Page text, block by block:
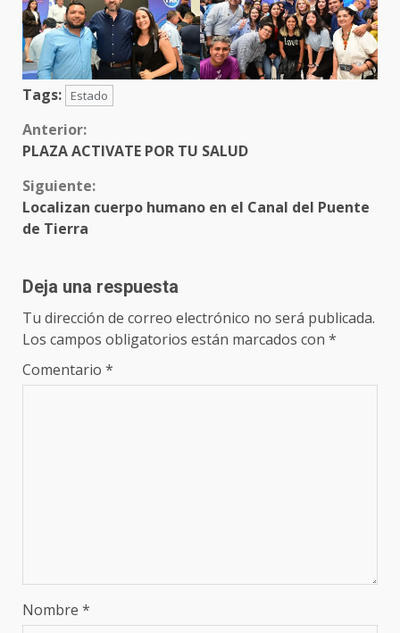
Tags: Estado
Sigue
Anterior:
PLAZA ACTIVATE POR TU SALUD
Siguiente:
Localizan cuerpo humano en el Canal del Puente
de Tierra
Deja una respuesta
Tu dirección de correo electrónico no será publicada.
Los campos obligatorios están marcados con *
Comentario *
Nombre *